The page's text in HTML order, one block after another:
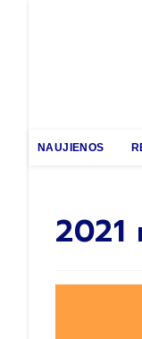
NAUJIENOS
2021